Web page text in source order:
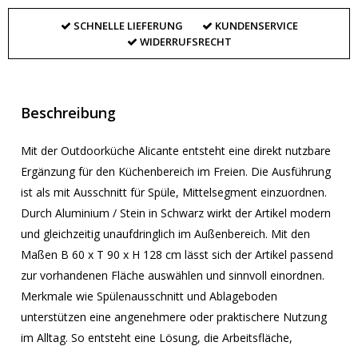
SCHNELLE LIEFERUNG
KUNDENSERVICE
WIDERRUFSRECHT
Beschreibung
Mit der Outdoorküche Alicante entsteht eine direkt nutzbare
Ergänzung für den Küchenbereich im Freien. Die Ausführung
ist als mit Ausschnitt für Spüle, Mittelsegment einzuordnen.
Durch Aluminium / Stein in Schwarz wirkt der Artikel modern
und gleichzeitig unaufdringlich im Außenbereich. Mit den
Maßen B 60 x T 90 x H 128 cm lässt sich der Artikel passend
zur vorhandenen Fläche auswählen und sinnvoll einordnen.
Merkmale wie Spülenausschnitt und Ablageboden
unterstützen eine angenehmere oder praktischere Nutzung
im Alltag. So entsteht eine Lösung, die Arbeitsfläche,